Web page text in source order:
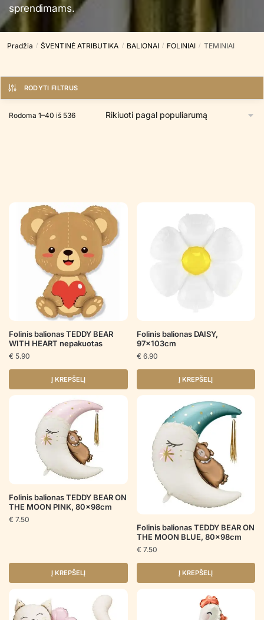
sprendimams.
Pradžia / ŠVENTINĖ ATRIBUTIKA / BALIONAI / FOLINIAI / TEMINIAI
RODYTI FILTRUS
Rodoma 1–40 iš 536Rūšiuojama
Folinis balionas TEDDY BEAR
WITH HEART nepakuotas
€ 5.90
Į KREPŠELĮ
Folinis balionas DAISY,
97x103cm
€ 6.90
Į KREPŠELĮ
Folinis balionas TEDDY BEAR ON
THE MOON PINK, 80x98cm
€ 7.50
Į KREPŠELĮ
Folinis balionas TEDDY BEAR ON
THE MOON BLUE, 80x98cm
€ 7.50
Į KREPŠELĮ